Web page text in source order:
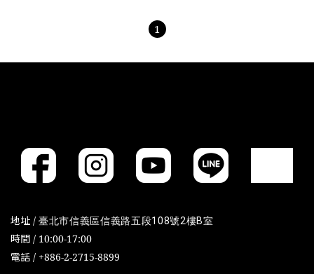
1
地址 / 臺北市信義區信義路五段108號2樓B室
時間 / 10:00-17:00
電話 / +886-2-2715-8899